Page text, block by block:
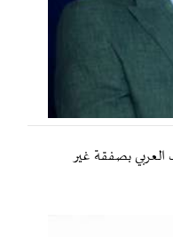
بصفقة غير